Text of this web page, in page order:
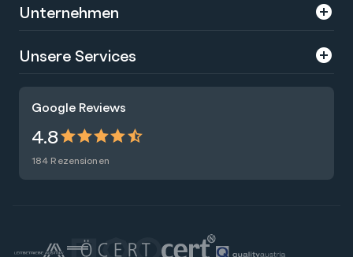
Google Reviews
4.8
184 Rezensionen
Unternehmen
Über uns
Presse
Nachhaltigkeit
Blog
Unsere Services
Raummiete